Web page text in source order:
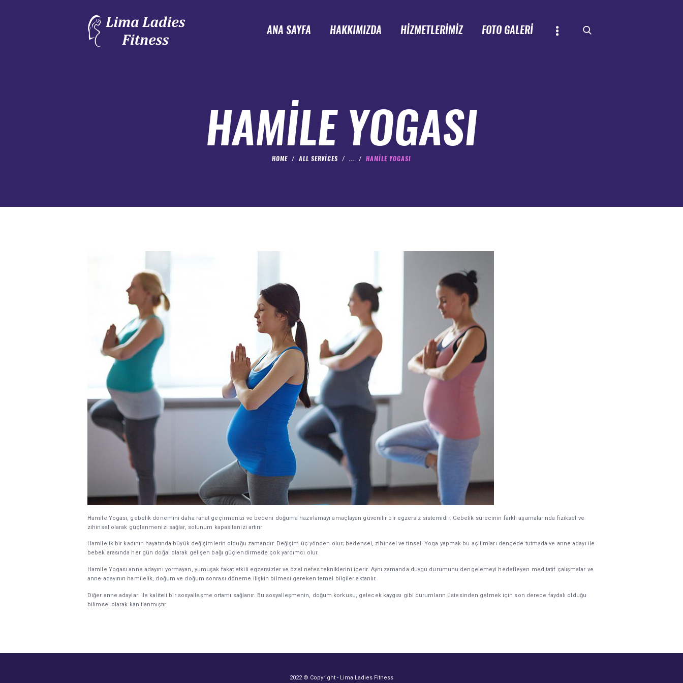
ANA SAYFA HAKKIMIZDA HİZMETLERİMİZ FOTO GALERİ
HAMILE YOGASI
HOME ALL SERVICES ... HAMILE YOGASI
Hamile Yogası, gebelik dönemini daha rahat geçirmenizi ve bedeni doğuma hazırlamayı amaçlayan güvenilir bir egzersiz sistemidir. Gebelik sürecinin farklı aşamalarında fiziksel ve
zihinsel olarak güçlenmenizi sağlar, solunum kapasitenizi artırır.
Hamilelik bir kadının hayatında büyük değişimlerin olduğu zamandır. Değişim üç yönden olur; bedensel, zihinsel ve tinsel. Yoga yapmak bu açılımları dengede tutmada ve anne adayı ile
bebek arasında her gün doğal olarak gelişen bağı güçlendirmede çok yardımcı olur.
Hamile Yogası anne adayını yormayan, yumuşak fakat etkili egzersizler ve özel nefes tekniklerini içerir. Aynı zamanda duygu durumunu dengelemeyi hedefleyen meditatif çalışmalar ve
anne adayının hamilelik, doğum ve doğum sonrası döneme ilişkin bilmesi gereken temel bilgiler aktarılır.
Diğer anne adayları ile kaliteli bir sosyalleşme ortamı sağlanır. Bu sosyalleşmenin, doğum korkusu, gelecek kaygısı gibi durumların üstesinden gelmek için son derece faydalı olduğu
bilimsel olarak kanıtlanmıştır.
2022 © Copyright - Lima Ladies Fitness